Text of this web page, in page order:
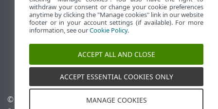
Desktop-Site anzeigen
End of Life
ESET Knowledgebase
ESET-Forum
ESET Status Portal
Regionaler Support
© 1992 - 2026 ESET, spol. s r.
Cookies verwalten
withdraw your consent or change your cookie preferences
anytime by clicking the "Manage cookies" link in our website
footer or in your account settings (if available). For more
information, see ourCookie Policy.
ACCEPT ALL AND CLOSE
ACCEPT ESSENTIAL COOKIES ONLY
MANAGE COOKIES